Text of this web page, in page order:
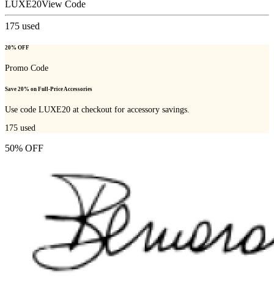
LUXE20View Code
175 used
20% OFF
Promo Code
Save 20% on Full-Price Accessories
Use code LUXE20 at checkout for accessory savings.
175 used
50% OFF